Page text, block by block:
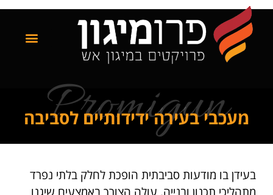
Promigun
מעכבי בעירה ידידותיים לסביבה
בעידן בו מודעות סביבתית הופכת לחלק בלתי נפרד